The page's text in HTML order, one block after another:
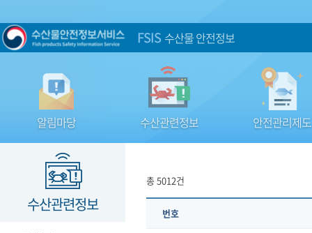
FSIS 수산물 안전정보
알림마당 수산관련정보 안전관리제도
수산관련정보
총 5012건
번호